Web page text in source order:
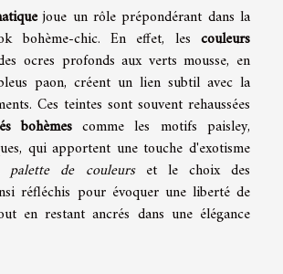
joue un rôle prépondérant dans la
bohème-chic. En effet, les couleurs
ocres profonds aux verts mousse, en
paon, créent un lien subtil avec la
Ces teintes sont souvent rehaussées
bohèmescomme les motifs paisley,
qui apportent une touche d'exotisme
palette de couleurset le choix des
réfléchis pour évoquer une liberté de
en restant ancrés dans une élégance